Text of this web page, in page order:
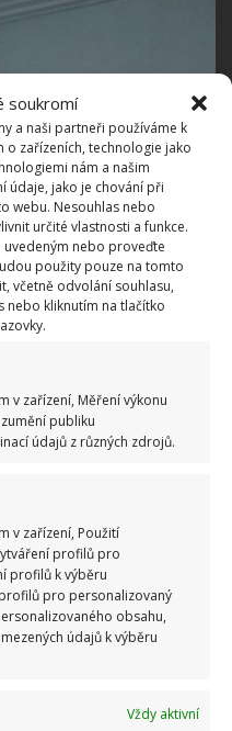
soukromí
a naši partneři používáme k
zařízeních, technologie jako
nám a našim
údaje, jako je chování při
webu. Nesouhlas nebo
určité vlastnosti a funkce.
uvedeným nebo proveďte
použity pouze na tomto
včetně odvolání souhlasu,
nebo kliknutím na tlačítko
v zařízení, Měření výkonu
publiku
údajů z různých zdrojů.
v zařízení, Použití
profilů pro
profilů k výběru
pro personalizovaný
obsahu,
údajů k výběru
Vždy aktivní
a originální